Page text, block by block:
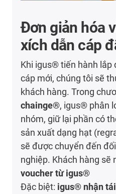
Đơn giản hóa
xích dẫn cáp
Khi igus® tiến hành lắp
cáp mới, chúng tôi sẽ
khách hàng. Trong
chainge®, igus® phân
nhóm, giữ lại phần có
sản xuất dạng hạt
sẽ được chuyển đến
nghiệp. Khách hàng sẽ
voucher từ igus®
Đặc biệt: igus® nhận